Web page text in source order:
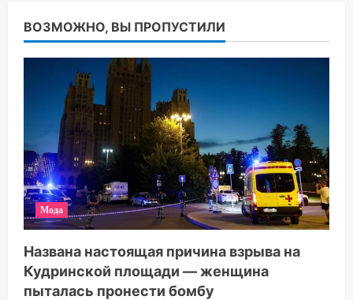
ВОЗМОЖНО, ВЫ ПРОПУСТИЛИ
Мода
Названа настоящая причина взрыва на
Кудринской площади — женщина
пыталась пронести бомбу